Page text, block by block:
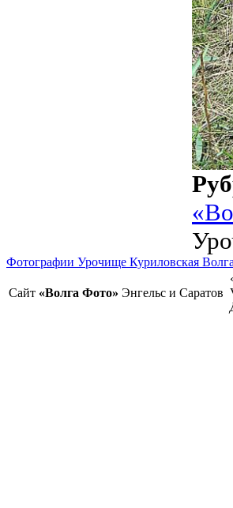
Фотографии Урочище Куриловская
Сайт «Волга Фото» Энгельс и Саратов